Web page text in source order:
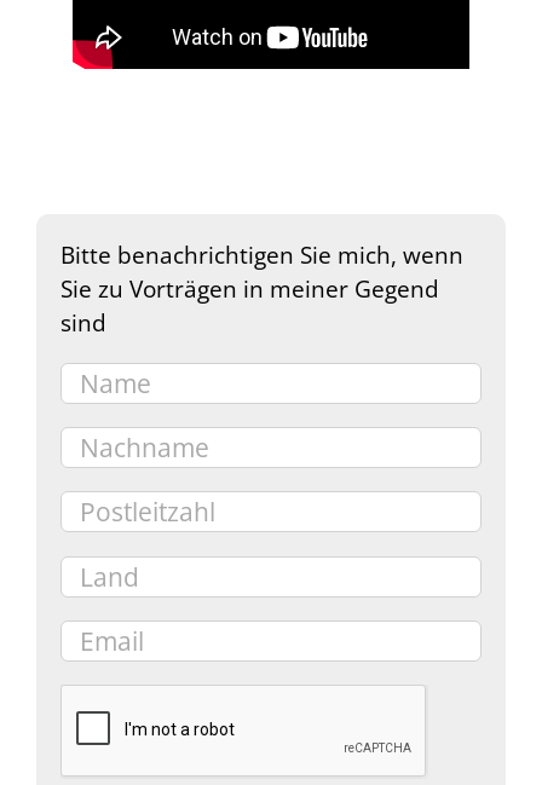
Bitte benachrichtigen Sie mich, wenn
Sie zu Vorträgen in meiner Gegend
sind